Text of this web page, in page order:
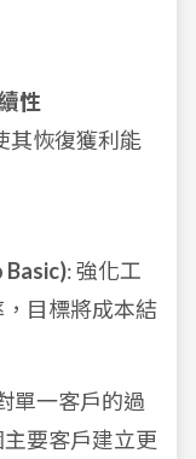
性
其恢復獲利能
Basic): 強化工
目標將成本結
單一客戶的過
要客戶建立更